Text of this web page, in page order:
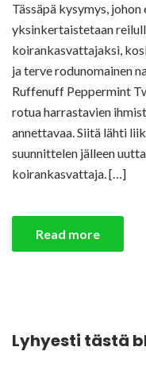
Tässäpä kysymys,
yksinkertaistetaan
koirankasvattajaksi,
ja terve rodunomainen
Ruffenuff Peppermint
rotua harrastavien
annettavaa. Siitä lähti
suunnittelen jälleen
koirankasvattaja. […]
Read more
Lyhyesti tästä